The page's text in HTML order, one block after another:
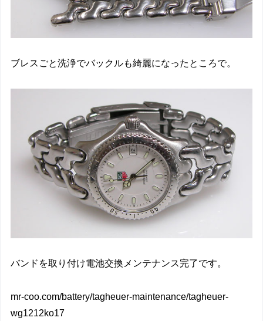
ブレスごと洗浄でバックルも綺麗になったところで。
バンドを取り付け電池交換メンテナンス完了です。
mr-coo.com/battery/tagheuer-maintenance/tagheuer-
wg1212ko17